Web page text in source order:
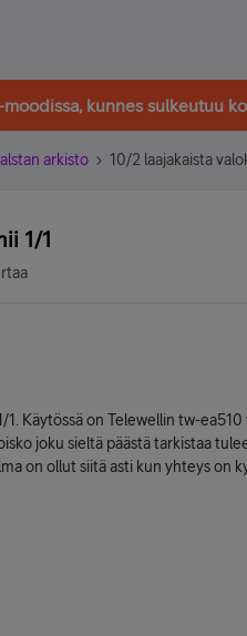
kunnes sulkeutuu
arkisto 10/2 laajakaista
1/1
Käytössä on Telewellin tw-ea510
joku sieltä päästä tarkistaa
on ollut siitä asti kun yhteys on